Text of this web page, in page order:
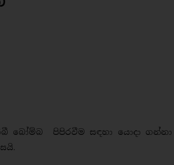
බෝම්බ පිපිරවීම සඳහා යොදා ගන්නා